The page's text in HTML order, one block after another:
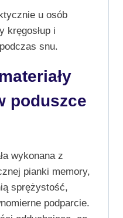
u osób
kręgosłup i
snu.
poduszce
wykonana z
pianki memory,
sprężystość,
podparcie.